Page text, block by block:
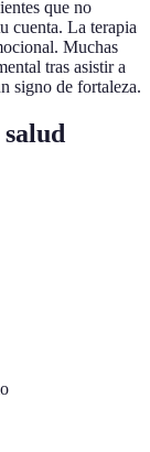
que no
cuenta. La terapia
Muchas
tras asistir a
signo de fortaleza.